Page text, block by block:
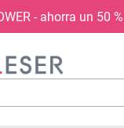
- ahorra un 50 %